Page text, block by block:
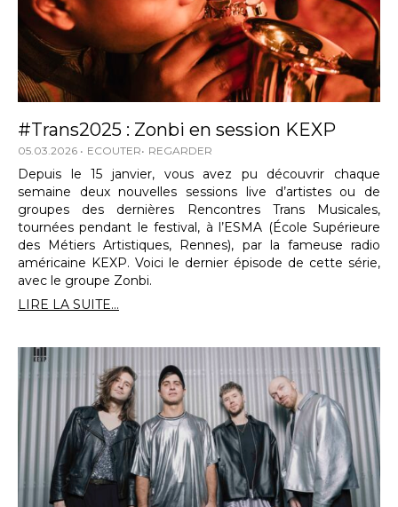
#Trans2025 : Zonbi en session KEXP
05.03.2026 ECOUTER REGARDER
Depuis le 15 janvier, vous avez pu découvrir chaque
semaine deux nouvelles sessions live d’artistes ou de
groupes des dernières Rencontres Trans Musicales,
tournées pendant le festival, à l’ESMA (École Supérieure
des Métiers Artistiques, Rennes), par la fameuse radio
américaine KEXP. Voici le dernier épisode de cette série,
avec le groupe Zonbi.
LIRE LA SUITE...